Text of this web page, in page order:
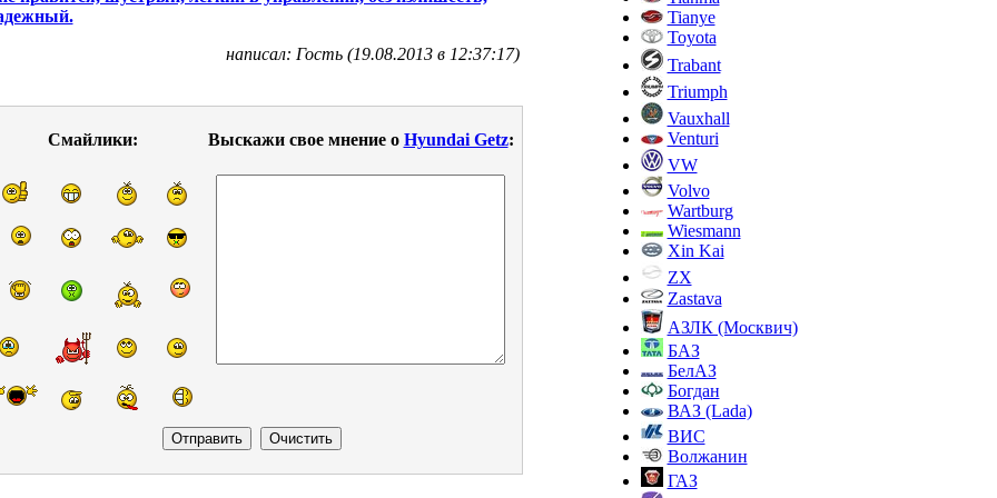
написал: Гость (19.08.2013 в 12:37:17)
Смайлики: Выскажи свое мнение о Hyundai Getz:
Tianye
Toyota
Trabant
Triumph
Vauxhall
Venturi
VW
Volvo
Wartburg
Wiesmann
Xin Kai
ZX
Zastava
АЗЛК (Москвич)
БАЗ
БелАЗ
Богдан
ВАЗ (Lada)
ВИС
Волжанин
ГАЗ